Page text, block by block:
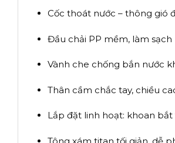
Cốc thoát nước – thông gió
Đầu chải PP mềm, làm
Vành che chống bắn nước
Thân cầm chắc tay, chiều
Lắp đặt linh hoạt: khoan